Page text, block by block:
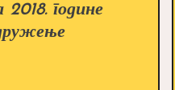
2018. године